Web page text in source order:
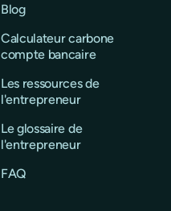
Blog
Calculateur carbone
compte bancaire
Les ressources de
l'entrepreneur
Le glossaire de
l'entrepreneur
FAQ